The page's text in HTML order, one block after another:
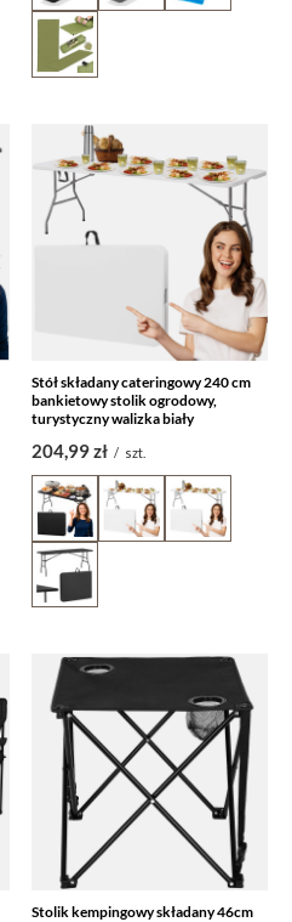
Stół składany cateringowy 240 cm
bankietowy stolik ogrodowy,
turystyczny walizka biały
204,99 zł / szt.
Stolik kempingowy składany 46cm